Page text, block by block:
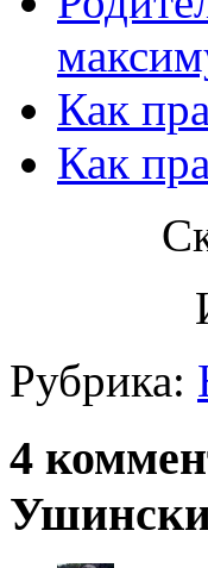
Как
Как
Рубрика:
4